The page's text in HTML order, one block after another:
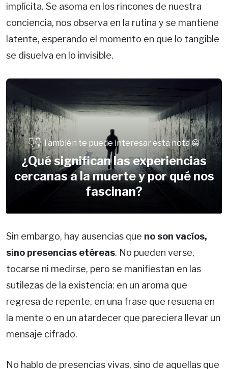
implícita. Se asoma en los rincones de nuestra
conciencia, nos observa en la rutina y se mantiene
latente, esperando el momento en que lo tangible
se disuelva en lo invisible.
👇👇 También te puede interesar esta nota 😀
¿Qué significan las experiencias
cercanas a la muerte y por qué nos
fascinan?
Sin embargo, hay ausencias que no son vacíos,
sino presencias etéreas. No pueden verse,
tocarse ni medirse, pero se manifiestan en las
sutilezas de la existencia: en un aroma que
regresa de repente, en una frase que resuena en
la mente o en un atardecer que pareciera llevar un
mensaje cifrado.
No hablo de presencias vivas, sino de aquellas que